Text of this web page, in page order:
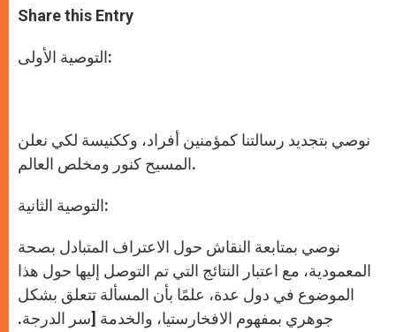
t
s
p
p
s
e
g
e
e
b
Share this Entry
التوصية الأولى:
نوصي بتجديد رسالتنا كمؤمنين أفراد، وككنيسة لكي نعلن
المسيح كنور ومخلص العالم.
التوصية الثانية:
نوصي بمتابعة النقاش حول الاعتراف المتبادل بصحة
المعمودية، مع اعتبار النتائج التي تم التوصل إليها حول هذا
الموضوع في دول عدة، علمًا بأن المسألة تتعلق بشكل
جوهري بمفهوم الافخارستيا، والخدمة [سر الدرجة.